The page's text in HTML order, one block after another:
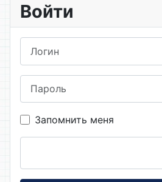
Войти
Запомнить меня